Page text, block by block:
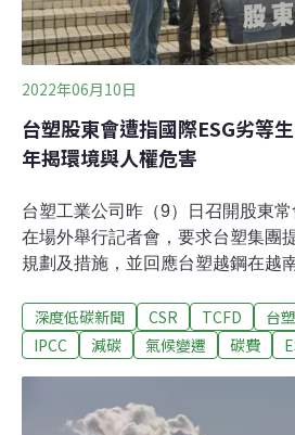
2022年06月10日
台塑股東會遭指國際ESG劣等
年揭環境與人權危害
台塑工業公司昨（9）日召開股東
在場外舉行記者會，要求台塑集團
規劃及措施，並回應台塑越鋼在越
身分向其他投資人、股東說明台塑
上的負面影響。環保團體代表提醒
不上 台塑四寶等同繳144億元碳費
深度低碳新聞 CSR TCFD 台
IPCC
減碳 氣候變遷 碳費